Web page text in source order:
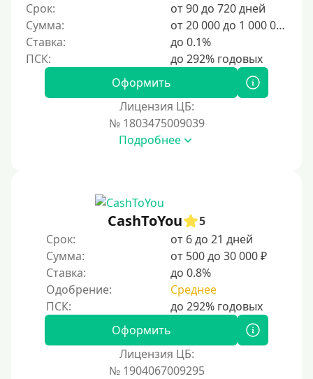
150000 руб
200000 руб
250000 руб
Карты банков и платежные системы
Мастеркард
Через Юнистрим (Unistream)
На Вебмани
Виза (Visa)
Срок:
от 90 до 720 дней
Сумма:
от 20 000 до 1 000 000 ₽
Ставка:
до 0.1%
Оформить
Лицензия ЦБ:
№ 1803475009039
Подробнее
CashToYou
5
Срок:
от 6 до 21 дней
Сумма:
от 500 до 30 000 ₽
Ставка:
до 0.8%
Одобрение:
Среднее
Оформить
Лицензия ЦБ:
№ 1904067009295